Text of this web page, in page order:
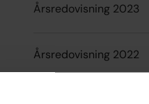
Årsredovisning 2023
Årsredovisning 2022